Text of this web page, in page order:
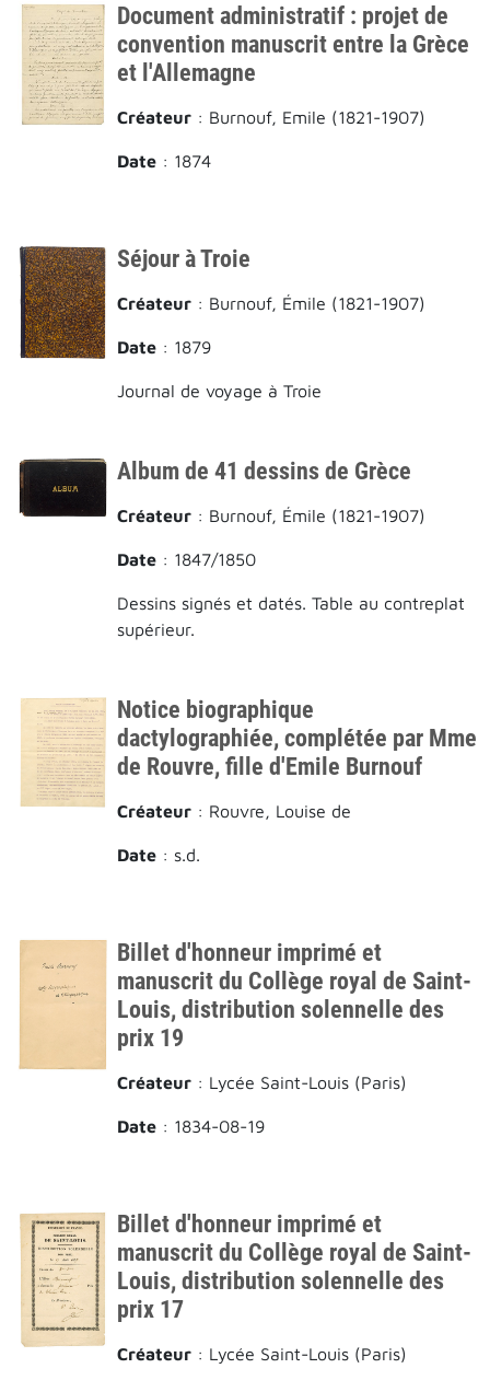
Document administratif : projet de
convention manuscrit entre la Grèce
et l'Allemagne
Créateur : Burnouf, Emile (1821-1907)
Date : 1874
Séjour à Troie
Créateur : Burnouf, Émile (1821-1907)
Date : 1879
Journal de voyage à Troie
Album de 41 dessins de Grèce
Créateur : Burnouf, Émile (1821-1907)
Date : 1847/1850
Dessins signés et datés. Table au contreplat
supérieur.
Notice biographique
dactylographiée, complétée par Mme
de Rouvre, fille d'Emile Burnouf
Créateur : Rouvre, Louise de
Date : s.d.
Billet d'honneur imprimé et
manuscrit du Collège royal de Saint-
Louis, distribution solennelle des
prix 19
Créateur : Lycée Saint-Louis (Paris)
Date : 1834-08-19
Billet d'honneur imprimé et
manuscrit du Collège royal de Saint-
Louis, distribution solennelle des
prix 17
Créateur : Lycée Saint-Louis (Paris)